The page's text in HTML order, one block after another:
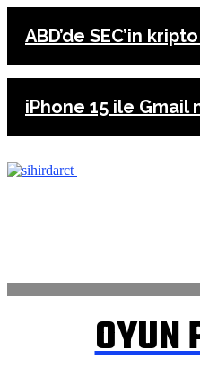
ABD’de SEC’in
iPhone 15 ile Gmail
OYUN